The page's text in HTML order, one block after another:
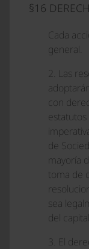
§16
Cada
general.
2. Las
con
estatutos
de
mayoría
toma de
sea
del
3. El